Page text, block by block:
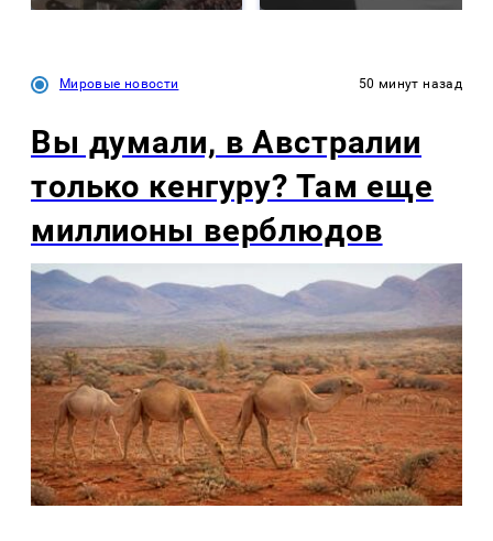
Мировые новости 50 минут назад
Вы думали, в Австралии
только кенгуру? Там еще
миллионы верблюдов